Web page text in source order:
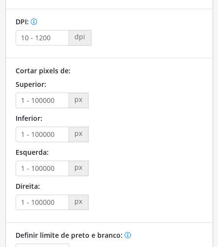
DPI:
dpi
Cortar pixels de:
Superior:
px
Inferior:
px
Esquerda:
px
Direita:
px
Definir limite de preto e branco: